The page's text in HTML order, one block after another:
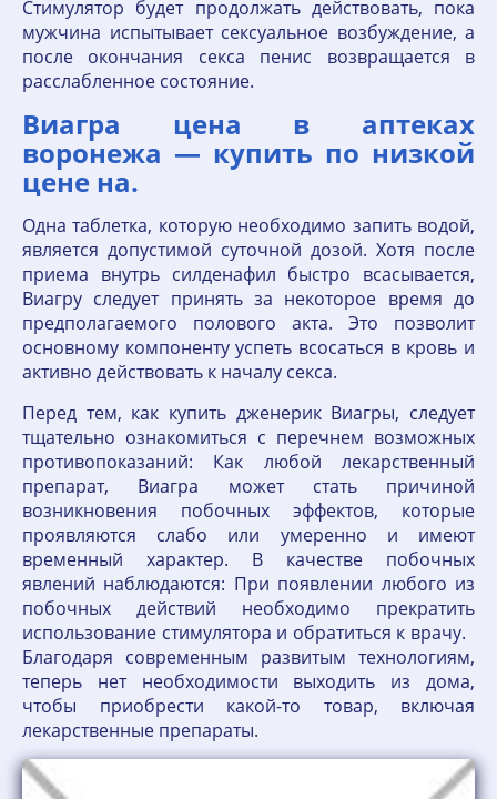
Стимулятор будет продолжать действовать, пока
мужчина испытывает сексуальное возбуждение, а
после окончания секса пенис возвращается в
расслабленное состояние.
Виагра цена в аптеках
воронежа — купить по низкой
цене на.
Одна таблетка, которую необходимо запить водой,
является допустимой суточной дозой. Хотя после
приема внутрь силденафил быстро всасывается,
Виагру следует принять за некоторое время до
предполагаемого полового акта. Это позволит
основному компоненту успеть всосаться в кровь и
активно действовать к началу секса.
Перед тем, как купить дженерик Виагры, следует
тщательно ознакомиться с перечнем возможных
противопоказаний: Как любой лекарственный
препарат, Виагра может стать причиной
возникновения побочных эффектов, которые
проявляются слабо или умеренно и имеют
временный характер. В качестве побочных
явлений наблюдаются: При появлении любого из
побочных действий необходимо прекратить
использование стимулятора и обратиться к врачу.
Благодаря современным развитым технологиям,
теперь нет необходимости выходить из дома,
чтобы приобрести какой-то товар, включая
лекарственные препараты.